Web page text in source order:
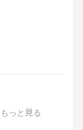
もっと見る